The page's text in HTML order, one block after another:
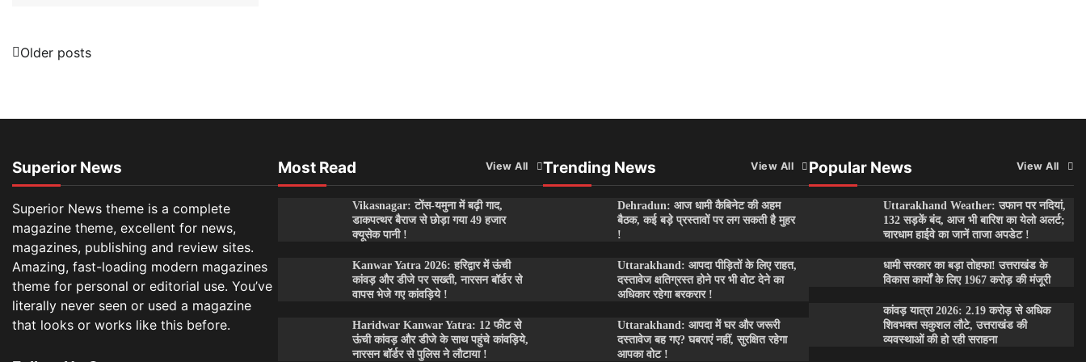
Posts
Older posts
Superior News
Superior News theme is a complete
magazine theme, excellent for news,
magazines, publishing and review sites.
Amazing, fast-loading modern magazines
theme for personal or editorial use. You’ve
literally never seen or used a magazine
that looks or works like this before.
Most Read View All
Vikasnagar: टोंस-यमुना में बढ़ी गाद,
डाकपत्थर बैराज से छोड़ा गया 49 हजार
क्यूसेक पानी !
Kanwar Yatra 2026: हरिद्वार में ऊंची
कांवड़ और डीजे पर सख्ती, नारसन बॉर्डर से
वापस भेजे गए कांवड़िये !
Haridwar Kanwar Yatra: 12 फीट से
ऊंची कांवड़ और डीजे के साथ पहुंचे कांवड़िये,
नारसन बॉर्डर से पुलिस ने लौटाया !
Trending News View All
Dehradun: आज धामी कैबिनेट की अहम
बैठक, कई बड़े प्रस्तावों पर लग सकती है मुहर
!
Uttarakhand: आपदा पीड़ितों के लिए राहत,
दस्तावेज क्षतिग्रस्त होने पर भी वोट देने का
अधिकार रहेगा बरकरार !
Uttarakhand: आपदा में घर और जरूरी
दस्तावेज बह गए? घबराएं नहीं, सुरक्षित रहेगा
आपका वोट !
Popular News View All
Uttarakhand Weather: उफान पर नदियां,
132 सड़कें बंद, आज भी बारिश का येलो अलर्ट;
चारधाम हाईवे का जानें ताजा अपडेट !
धामी सरकार का बड़ा तोहफा! उत्तराखंड के
विकास कार्यों के लिए 1967 करोड़ की मंजूरी
कांवड़ यात्रा 2026: 2.19 करोड़ से अधिक
शिवभक्त सकुशल लौटे, उत्तराखंड की
व्यवस्थाओं की हो रही सराहना